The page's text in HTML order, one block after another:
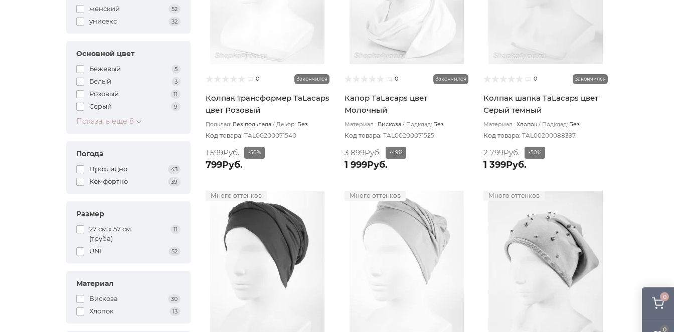
0
0
женский 52
унисекс 32
Основной цвет
Бежевый 5
Белый 3
Розовый 11
Серый 9
Показать еще 8
Погода
Прохладно 43
Комфортно 39
Размер
27 см х 57 см
(труба)
11
UNI 52
Материал
Вискоза 30
Хлопок 13
0 Закончился
Колпак трансформер TaLacaps
цвет Розовый
Подклад: Без подклада Декор: Без
Код товара: TAL00200071540
1 599Руб. -50%
799Руб.
0 Закончился
Капор TaLacaps цвет
Молочный
Материал : Вискоза Подклад: Без
Код товара: TAL00200071525
3 899Руб. -49%
1 999Руб.
0 Закончился
Колпак шапка TaLacaps цвет
Серый темный
Материал : Хлопок Подклад: Без
Код товара:TAL00200088397
2 799Руб. -50%
1 399Руб.
Много оттенков Много оттенков Много оттенков